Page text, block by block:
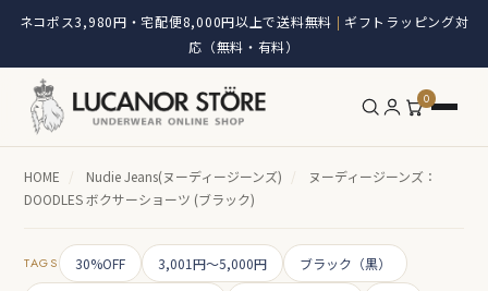
ネコポス3,980円・宅配便8,000円以上で送料無料 | ギフトラッピング対
応（無料・有料）
0
HOME / Nudie Jeans(ヌーディージーンズ) /
ヌーディージーンズ：
DOODLES ボクサーショーツ (ブラック)
TAGS 30%OFF 3,001円～5,000円 ブラック（黒）